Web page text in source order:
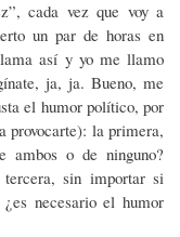
cada vez que voy a
un par de horas en
así y yo me llamo
ja, ja. Bueno, me
el humor político, por
provocarte): la primera,
ambos o de ninguno?
sin importar si
necesario el humor